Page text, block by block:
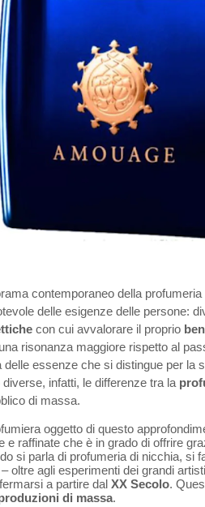
contemporaneo della
delle esigenze delle persone:
con cui avvalorare il proprio
risonanza maggiore rispetto al
essenze che si distingue per la
diverse, infatti, le differenze tra la
di massa.
oggetto di questo
e raffinate che è in grado di offrire
si parla di profumeria di nicchia, si
oltre agli esperimenti dei grandi
a partire dal XX Secolo.
di massa.